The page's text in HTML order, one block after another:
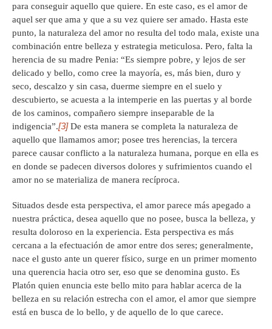
para conseguir aquello que quiere. En este caso, es el amor de
aquel ser que ama y que a su vez quiere ser amado. Hasta este
punto, la naturaleza del amor no resulta del todo mala, existe una
combinación entre belleza y estrategia meticulosa. Pero, falta la
herencia de su madre Penia: “Es siempre pobre, y lejos de ser
delicado y bello, como cree la mayoría, es, más bien, duro y
seco, descalzo y sin casa, duerme siempre en el suelo y
descubierto, se acuesta a la intemperie en las puertas y al borde
de los caminos, compañero siempre inseparable de la
indigencia”.[3]De esta manera se completa la naturaleza de
aquello que llamamos amor; posee tres herencias, la tercera
parece causar conflicto a la naturaleza humana, porque en ella es
en donde se padecen diversos dolores y sufrimientos cuando el
amor no se materializa de manera recíproca.
Situados desde esta perspectiva, el amor parece más apegado a
nuestra práctica, desea aquello que no posee, busca la belleza, y
resulta doloroso en la experiencia. Esta perspectiva es más
cercana a la efectuación de amor entre dos seres; generalmente,
nace el gusto ante un querer físico, surge en un primer momento
una querencia hacia otro ser, eso que se denomina gusto. Es
Platón quien enuncia este bello mito para hablar acerca de la
belleza en su relación estrecha con el amor, el amor que siempre
está en busca de lo bello, y de aquello de lo que carece.